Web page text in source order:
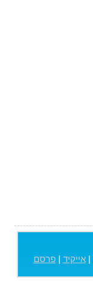
|אייקיד |פרסם